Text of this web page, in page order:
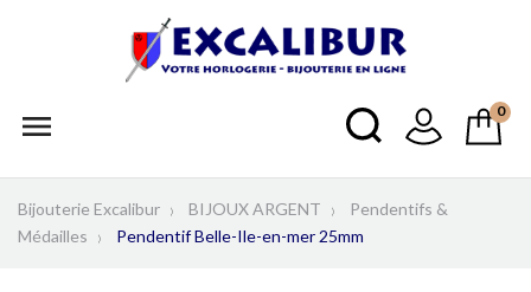
 0
Bijouterie Excalibur BIJOUX ARGENT
Pendentifs &
Médailles
Pendentif Belle-Ile-en-mer 25mm